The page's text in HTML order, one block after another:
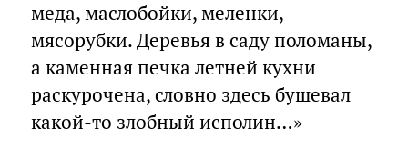
меда, маслобойки, меленки,
мясорубки. Деревья в саду поломаны,
а каменная печка летней кухни
раскурочена, словно здесь бушевал
какой-то злобный исполин…»